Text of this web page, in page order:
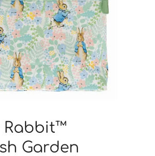
Rabbit™
Garden